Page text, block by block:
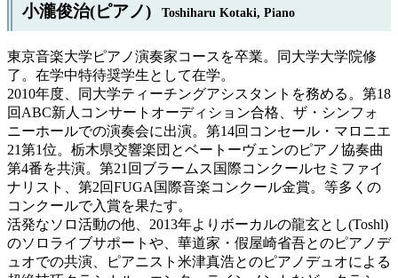
小瀧俊治(ピアノ) Toshiharu Kotaki, Piano
東京音楽大学ピアノ演奏家コースを卒業。同大学大学院修
了。在学中特待奨学生として在学。
2010年度、同大学ティーチングアシスタントを務める。第18
回ABC新人コンサートオーディション合格、ザ・シンフォ
ニーホールでの演奏会に出演。第14回コンセール・マロニエ
21第1位。栃木県交響楽団とベートーヴェンのピアノ協奏曲
第4番を共演。第21回ブラームス国際コンクールセミファイ
ナリスト、第2回FUGA国際音楽コンクール金賞。等多くの
コンクールで入賞を果たす。
活発なソロ活動の他、2013年よりボーカルの龍玄とし(Toshl)
のソロライブサポートや、華道家・假屋崎省吾とのピアノデ
ュオでの共演、ピアニスト米津真浩とのピアノデュオによる